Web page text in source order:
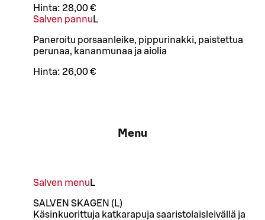
Hinta: 28,00 €
Salven pannu L
Paneroitu porsaanleike, pippurinakki, paistettua
perunaa, kananmunaa ja aiolia
Hinta: 26,00 €
Menu
Salven menu L
SALVEN SKAGEN (L)
Käsinkuorittuja katkarapuja saaristolaisleivällä ja